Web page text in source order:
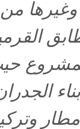
وغيرها